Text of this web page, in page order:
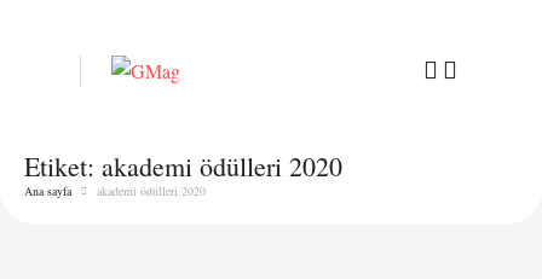
Etiket: akademi ödülleri 2020
Ana sayfa akademi ödülleri 2020